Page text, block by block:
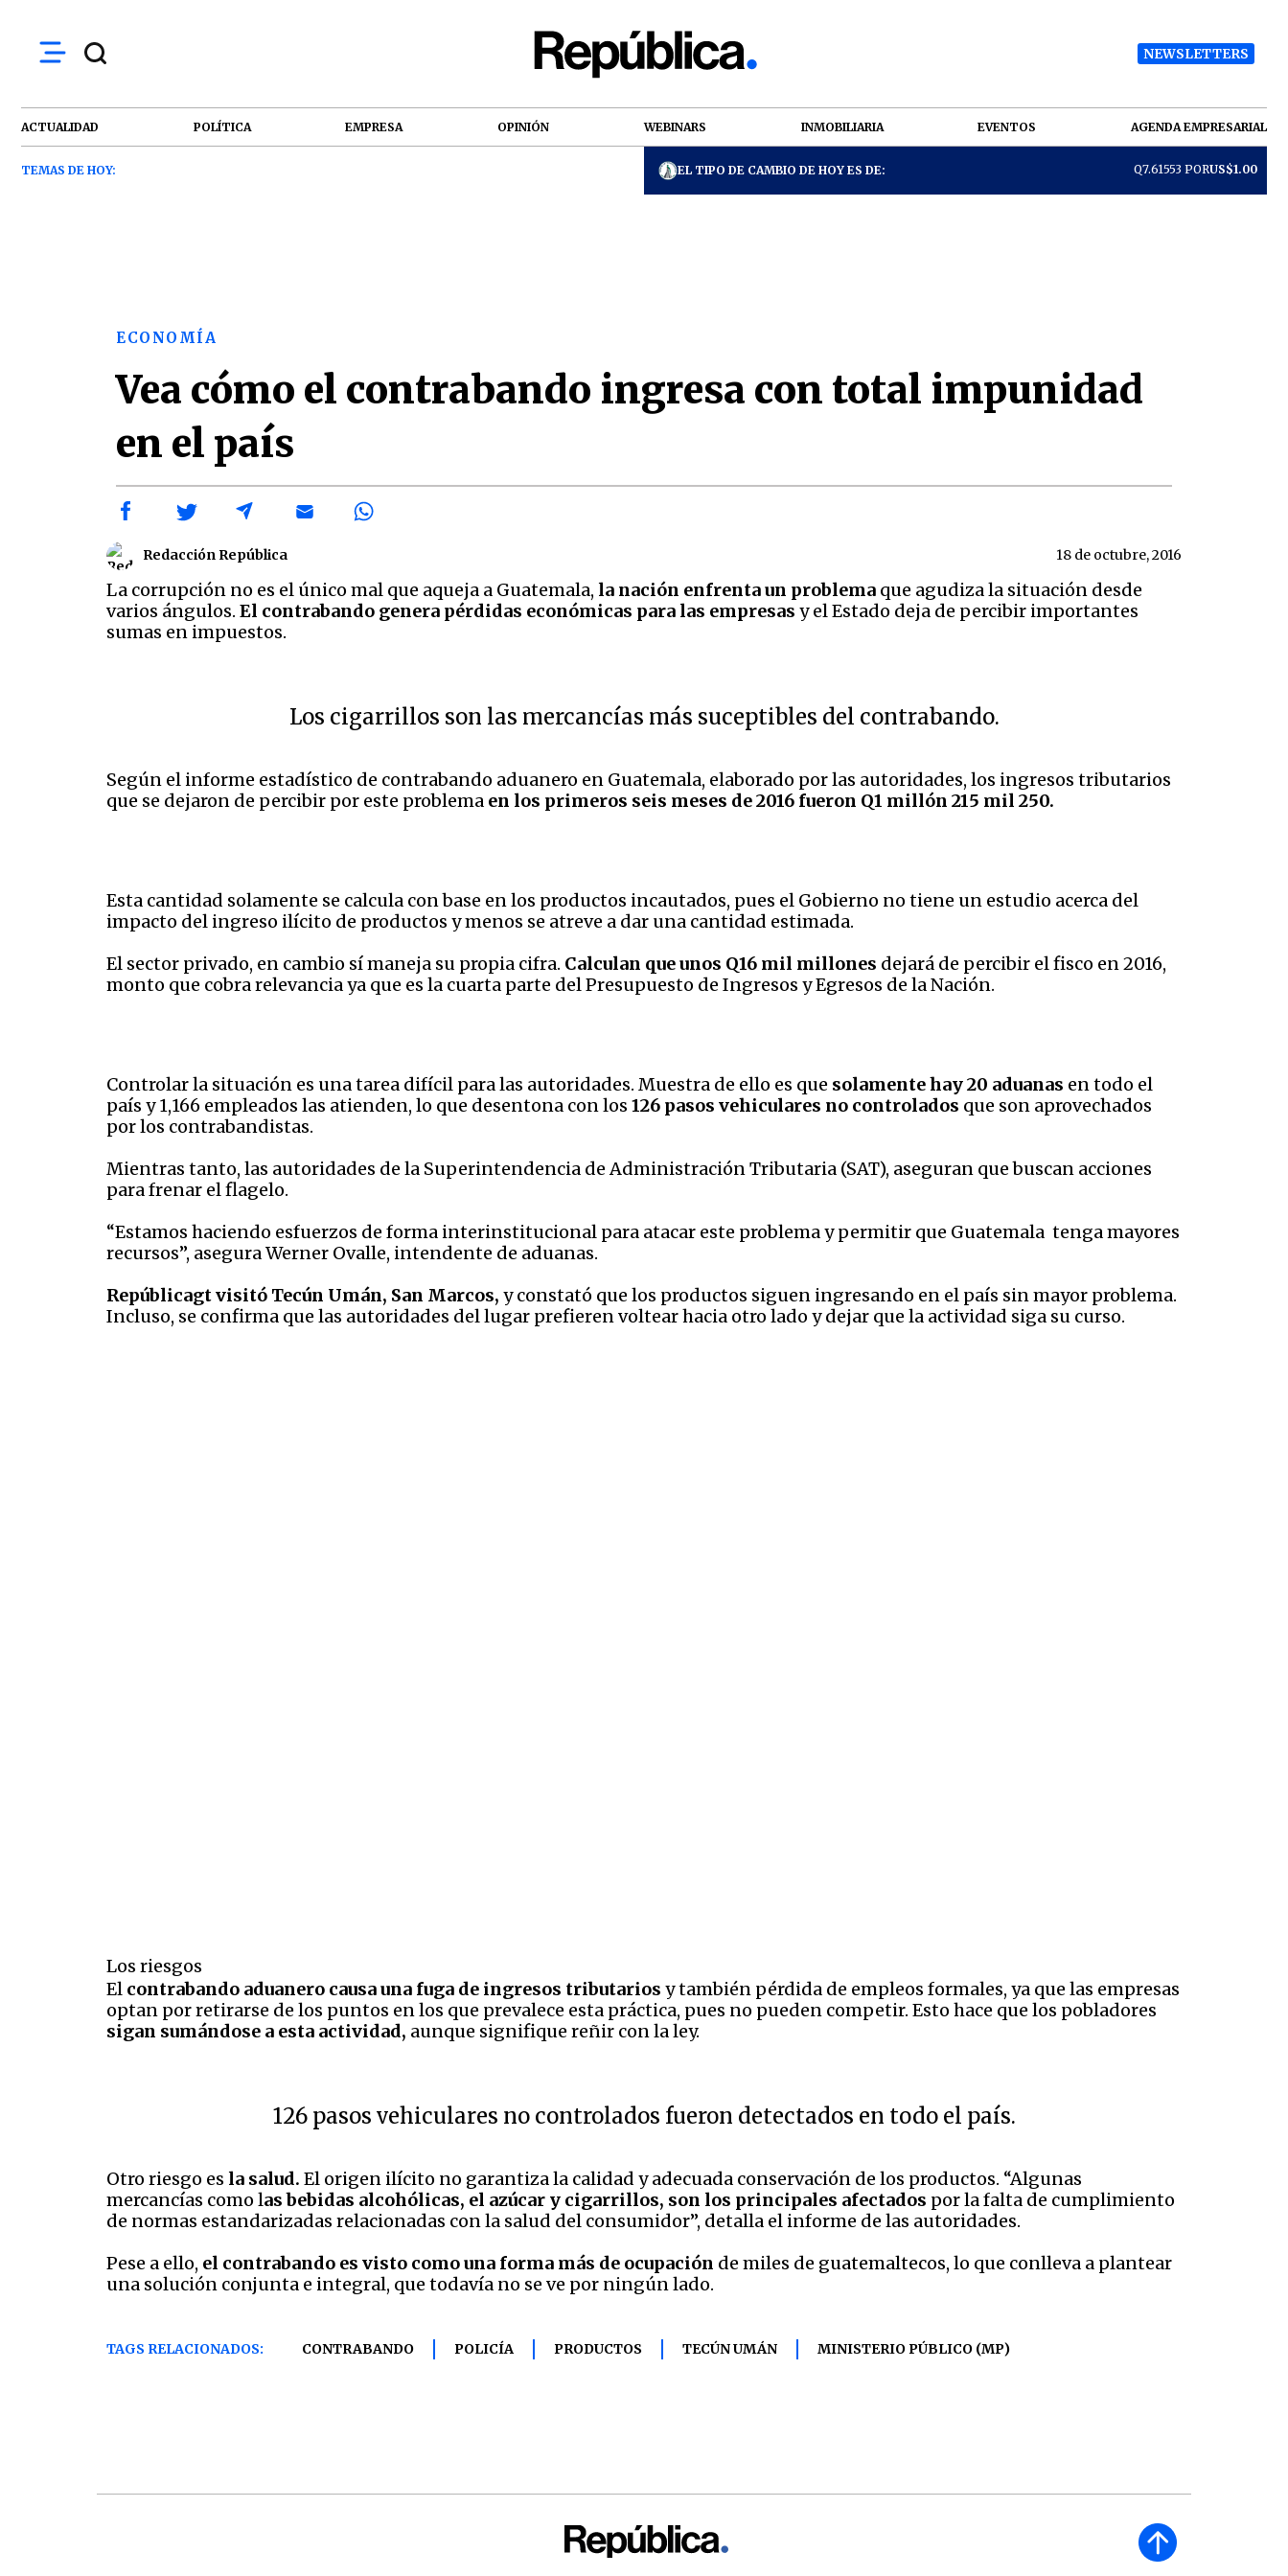
NEWSLETTERS
ACTUALIDAD POLÍTICA EMPRESA OPINIÓN WEBINARS INMOBILIARIA EVENTOS AGENDA EMPRESARIAL
TEMAS DE HOY: EL TIPO DE CAMBIO DE HOY ES DE: Q7.61553 PORUS$1.00
ECONOMÍA
Vea cómo el contrabando ingresa con total impunidad
en el país
Redacción República 18 de octubre, 2016
La corrupción no es el único mal que aqueja a Guatemala, la nación enfrenta un problema que agudiza la situación desde
varios ángulos. El contrabando genera pérdidas económicas para las empresas y el Estado deja de percibir importantes
sumas en impuestos.
Los cigarrillos son las mercancías más suceptibles del contrabando.
Según el informe estadístico de contrabando aduanero en Guatemala, elaborado por las autoridades, los ingresos tributarios
que se dejaron de percibir por este problema en los primeros seis meses de 2016 fueron Q1 millón 215 mil 250.
Esta cantidad solamente se calcula con base en los productos incautados, pues el Gobierno no tiene un estudio acerca del
impacto del ingreso ilícito de productos y menos se atreve a dar una cantidad estimada.
El sector privado, en cambio sí maneja su propia cifra. Calculan que unos Q16 mil millones dejará de percibir el fisco en 2016,
monto que cobra relevancia ya que es la cuarta parte del Presupuesto de Ingresos y Egresos de la Nación.
Controlar la situación es una tarea difícil para las autoridades. Muestra de ello es que solamente hay 20 aduanas en todo el
país y 1,166 empleados las atienden, lo que desentona con los 126 pasos vehiculares no controlados que son aprovechados
por los contrabandistas.
Mientras tanto, las autoridades de la Superintendencia de Administración Tributaria (SAT), aseguran que buscan acciones
para frenar el flagelo.
“Estamos haciendo esfuerzos de forma interinstitucional para atacar este problema y permitir que Guatemala tenga mayores
recursos”, asegura Werner Ovalle, intendente de aduanas.
Repúblicagt visitó Tecún Umán, San Marcos, y constató que los productos siguen ingresando en el país sin mayor problema.
Incluso, se confirma que las autoridades del lugar prefieren voltear hacia otro lado y dejar que la actividad siga su curso.
Los riesgos
El contrabando aduanero causa una fuga de ingresos tributarios y también pérdida de empleos formales, ya que las empresas
optan por retirarse de los puntos en los que prevalece esta práctica, pues no pueden competir. Esto hace que los pobladores
sigan sumándose a esta actividad, aunque signifique reñir con la ley.
126 pasos vehiculares no controlados fueron detectados en todo el país.
Otro riesgo es la salud. El origen ilícito no garantiza la calidad y adecuada conservación de los productos. “Algunas
mercancías como las bebidas alcohólicas, el azúcar y cigarrillos, son los principales afectados por la falta de cumplimiento
de normas estandarizadas relacionadas con la salud del consumidor”, detalla el informe de las autoridades.
Pese a ello, el contrabando es visto como una forma más de ocupación de miles de guatemaltecos, lo que conlleva a plantear
una solución conjunta e integral, que todavía no se ve por ningún lado.
TAGS RELACIONADOS: CONTRABANDO POLICÍA PRODUCTOS TECÚN UMÁN MINISTERIO PÚBLICO (MP)